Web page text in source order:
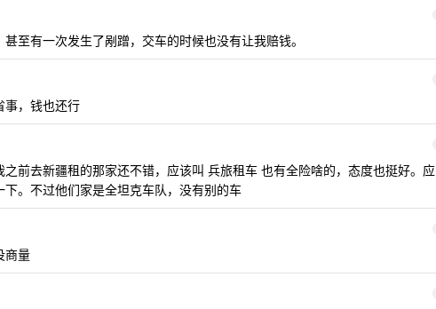
至有一次发生了剐蹭，交车的时候也没有让我赔钱。
事，钱也还行
前去新疆租的那家还不错，应该叫 兵旅租车 也有全险啥的，态度也挺好。应
。不过他们家是全坦克车队，没有别的车
商量